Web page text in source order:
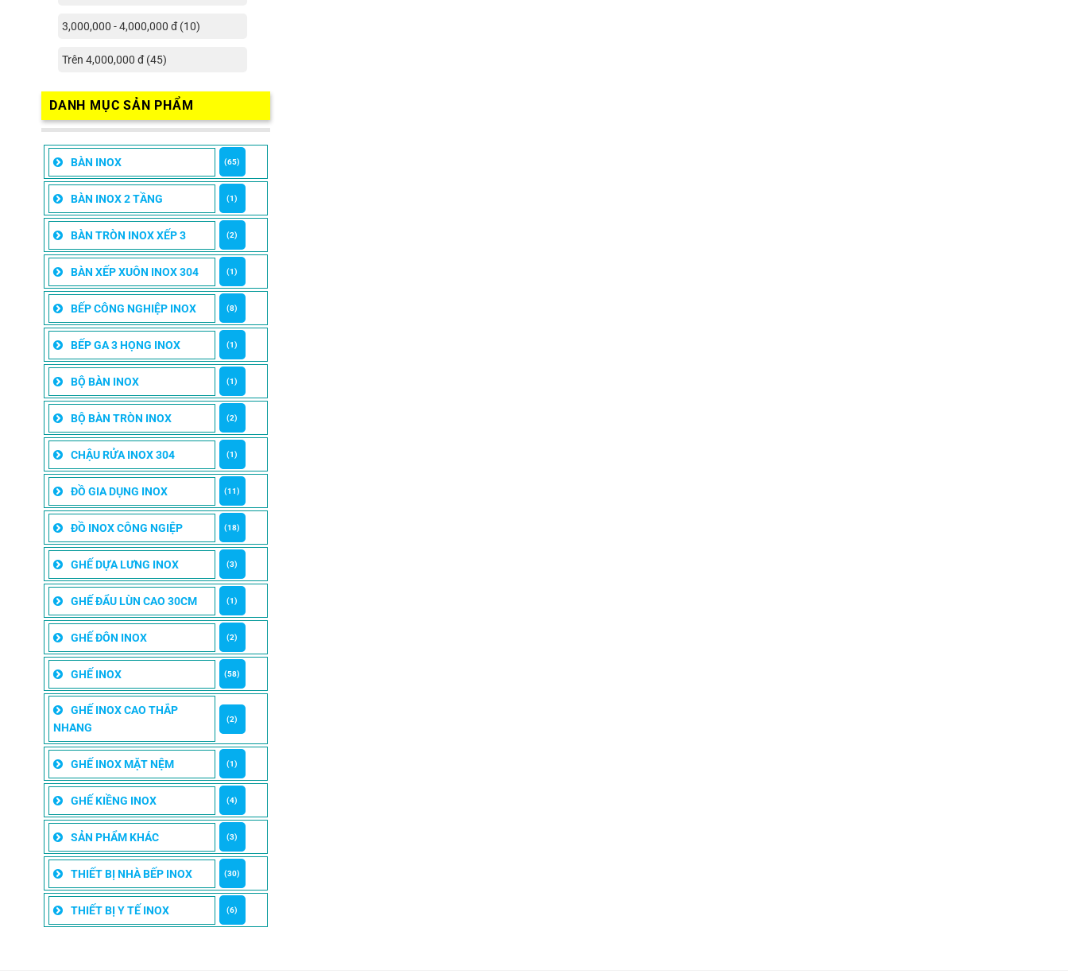
3,000,000 - 4,000,000 đ (10)
Trên 4,000,000 đ (45)
DANH MỤC SẢN PHẨM
BÀN INOX (65)
BÀN INOX 2 TẦNG (1)
BÀN TRÒN INOX XẾP 3 (2)
BÀN XẾP XUÔN INOX 304 (1)
BẾP CÔNG NGHIỆP INOX (8)
BẾP GA 3 HỌNG INOX (1)
BỘ BÀN INOX (1)
BỘ BÀN TRÒN INOX (2)
CHẬU RỬA INOX 304 (1)
ĐỒ GIA DỤNG INOX (11)
ĐỒ INOX CÔNG NGIỆP (18)
GHẾ DỰA LƯNG INOX (3)
GHẾ ĐẨU LÙN CAO 30CM (1)
GHẾ ĐÔN INOX (2)
GHẾ INOX (58)
GHẾ INOX CAO THẮP
NHANG
(2)
GHẾ INOX MẶT NỆM (1)
GHẾ KIỀNG INOX (4)
SẢN PHẨM KHÁC (3)
THIẾT BỊ NHÀ BẾP INOX (30)
THIẾT BỊ Y TẾ INOX (6)